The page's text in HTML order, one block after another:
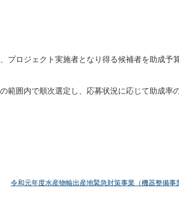
プロジェクト実施者となり得る候補者を助成予
囲内で順次選定し、応募状況に応じて助成率
令和元年度水産物輸出産地緊急対策事業（機器整備